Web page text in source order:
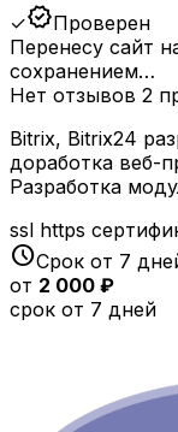
✓verifiedПроверен
Перенесу сайт
сохранением…
Нет отзывов 2
Bitrix, Bitrix24
доработка веб-
Разработка
ssl https
scheduleСрок от 7
от 2 000 ₽
срок от 7 дней